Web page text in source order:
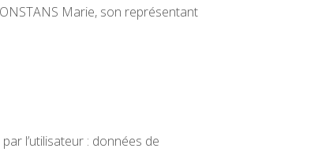
Marie, son représentant
l’utilisateur : données de